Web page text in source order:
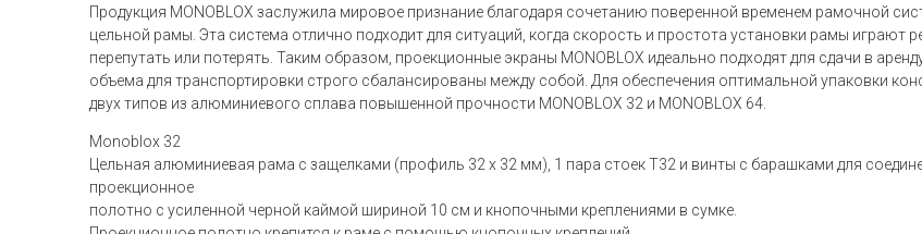
Продукция MONOBLOX заслужила мировое признание благодаря сочетанию поверенной временем рамочной
цельной рамы. Эта система отлично подходит для ситуаций, когда скорость и простота установки рамы
перепутать или потерять. Таким образом, проекционные экраны MONOBLOX идеально подходят для сдачи в
объема для транспортировки строго сбалансированы между собой. Для обеспечения оптимальной упаковки
двух типов из алюминиевого сплава повышенной прочности MONOBLOX 32 и MONOBLOX 64.
Monoblox 32
Цельная алюминиевая рама с защелками (профиль 32 x 32 мм), 1 пара стоек T32 и винты с барашками для
проекционное
полотно с усиленной черной каймой шириной 10 см и кнопочными креплениями в сумке.